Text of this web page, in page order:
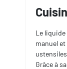
Le liquide
manuel
Grâce à